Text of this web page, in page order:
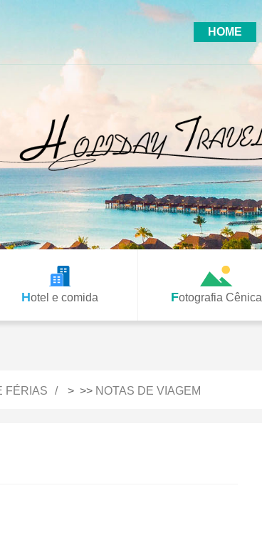
HOME
Hotel e comida Fotografia Cênica
FÉRIAS > >> NOTAS DE VIAGEM